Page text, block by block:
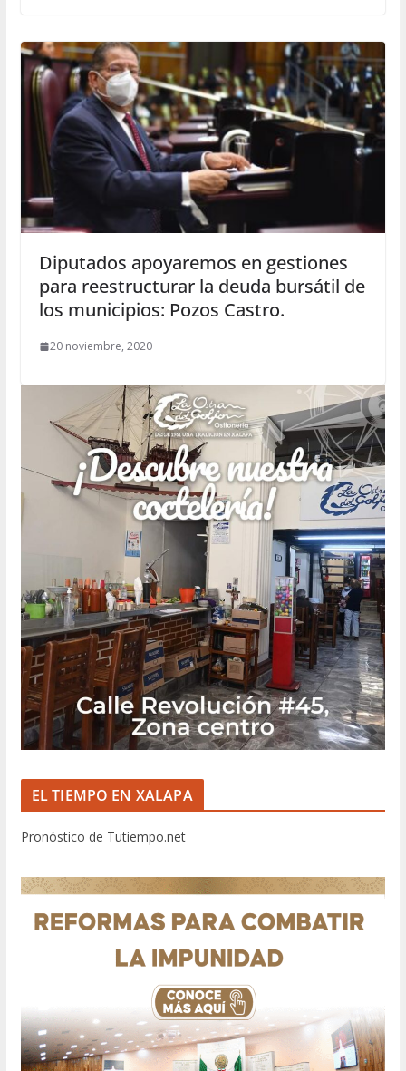
Diputados apoyaremos en gestiones
para reestructurar la deuda bursátil de
los municipios: Pozos Castro.
20 noviembre, 2020
EL TIEMPO EN XALAPA
Pronóstico de Tutiempo.net